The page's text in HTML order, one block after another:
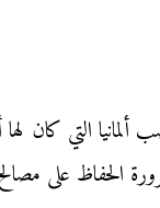
التي كان
سنة 1905م، وألقى بها خطابا عبر فيه